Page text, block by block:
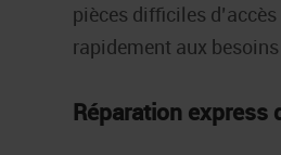
pièces difficiles
rapidement aux
Réparation express